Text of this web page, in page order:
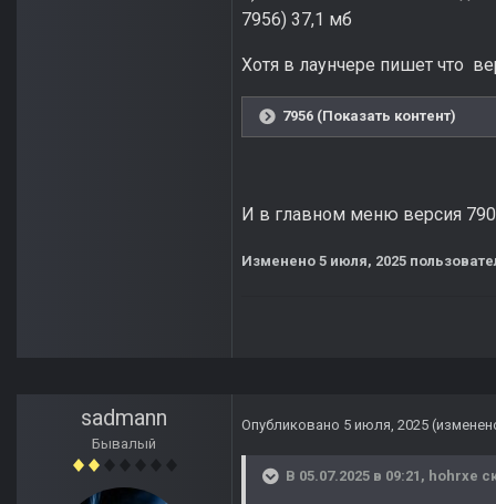
7956) 37,1 мб
Хотя в лаунчере пишет что
7956 (Показать контент)
И в главном меню версия
Изменено 5 июля, 2025
sadmann
Бывалый
Опубликовано 5 июля, 2025
В 05.07.2025 в 09:21, hohrxe